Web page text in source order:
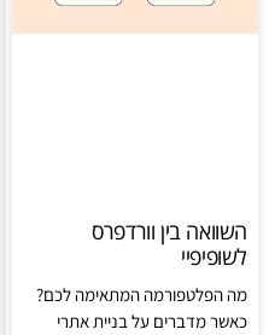
השוואה בין וורדפרס
לשופיפיי
מה הפלטפורמה המתאימה לכם?
כאשר מדברים על בניית אתרי